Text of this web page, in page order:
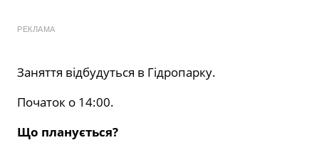
РЕКЛАМА
Заняття відбудуться в Гідропарку.
Початок о 14:00.
Що планується?